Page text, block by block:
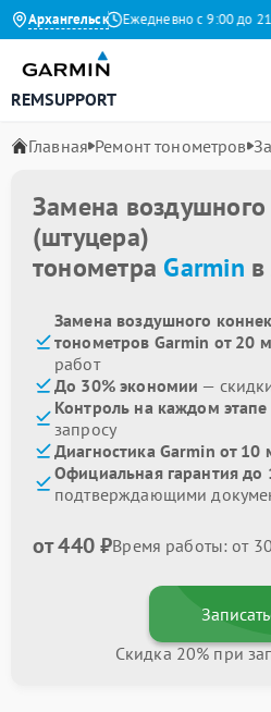
Архангельск
4.9 на Яндекс Ежедневно с 9:00 до
REMSUPPORT
Главная Ремонт тонометров
Замена воздушного
(штуцера)
тонометра Garmin
Замена воздушного
тонометров Garmin от 20
работ
До 30% экономии —
Контроль на каждом этапе
запросу
Диагностика Garmin от 10
Официальная гарантия до
подтверждающими
от 440 ₽Время работы: от
Скидка 20% при